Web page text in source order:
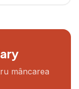
mâncarea